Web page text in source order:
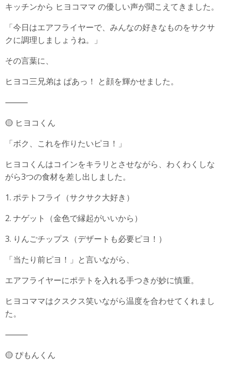
キッチンから ヒヨコママ の優しい声が聞こえてきました。
「今日はエアフライヤーで、みんなの好きなものをサクサ
クに調理しましょうね。」
その言葉に、
ヒヨコ三兄弟は ぱあっ！ と顔を輝かせました。
⸻
🟡 ヒヨコくん
「ボク、これを作りたいピヨ！」
ヒヨコくんはコインをキラリとさせながら、わくわくしな
がら3つの食材を差し出しました。
1. ポテトフライ（サクサク大好き）
2. ナゲット（金色で縁起がいいから）
3. りんごチップス（デザートも必要ピヨ！）
「当たり前ピヨ！」と言いながら、
エアフライヤーにポテトを入れる手つきが妙に慎重。
ヒヨコママはクスクス笑いながら温度を合わせてくれまし
た。
⸻
🟡 ぴもんくん